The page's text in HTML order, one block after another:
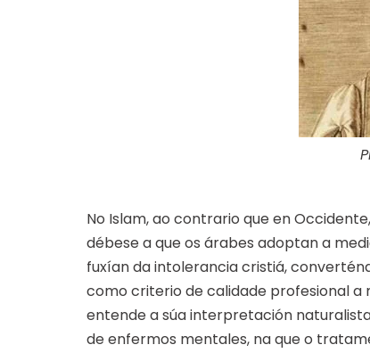
No Islam, ao contrario que en
débese a que os árabes adoptan a
fuxían da intolerancia cristiá,
como criterio de calidade profesional a
entende a súa interpretación
de enfermos mentales, na que o